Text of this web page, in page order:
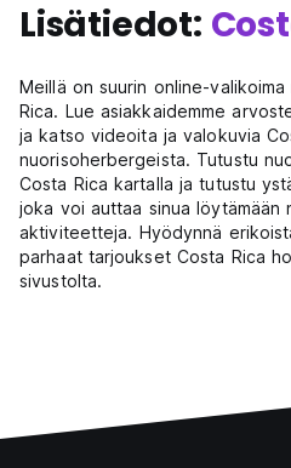
Lisätiedot:
Meillä on suurin online-
Rica. Lue asiakkaidemme
ja katso videoita ja valokuvia
nuorisoherbergeista. Tutustu
Costa Rica kartalla ja tutustu
joka voi auttaa sinua löytämään
aktiviteetteja. Hyödynnä
parhaat tarjoukset Costa Rica
sivustolta.